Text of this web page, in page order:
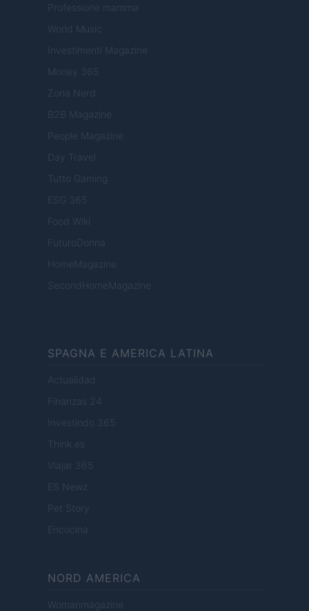
Professione mamma
World Music
Investimenti Magazine
Money 365
Zona Nerd
B2B Magazine
People Magazine
Day Travel
Tutto Gaming
ESG 365
Food Wiki
FuturoDonna
HomeMagazine
SecondHomeMagazine
SPAGNA E AMERICA LATINA
Actualidad
Finanzas 24
Investindo 365
Think.es
Viajar 365
ES Newz
Pet Story
Encocina
NORD AMERICA
Womanmagazine